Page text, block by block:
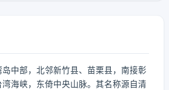
中部，北邻新竹县、苗栗县，南接彰
海峡，东倚中央山脉。其名称源自清